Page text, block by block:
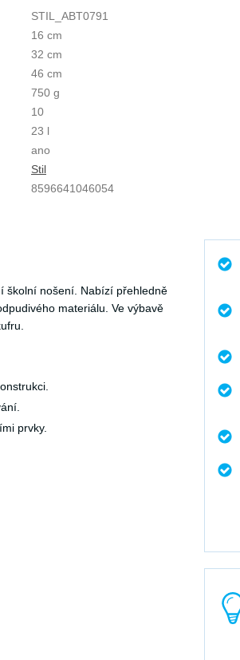
STIL_ABT0791
16 cm
32 cm
46 cm
750 g
10
23 l
ano
Stil
8596641046054
školní nošení. Nabízí přehledně
materiálu. Ve výbavě
prvky.